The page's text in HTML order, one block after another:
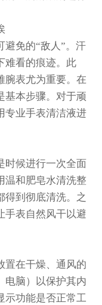
免的“敌人”。汗
难看的痕迹。此
腕表尤为重要。在
基本步骤。对于顽
专业手表清洁液进
候进行一次全面
温和肥皂水清洗整
得到彻底清洗。之
手表自然风干以避
在干燥、通风的
电脑）以保护其内
示功能是否正常工